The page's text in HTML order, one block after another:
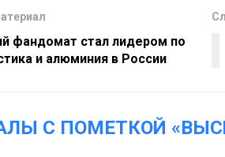
фандомат стал лидером по
и алюминия в России
С ПОМЕТКОЙ